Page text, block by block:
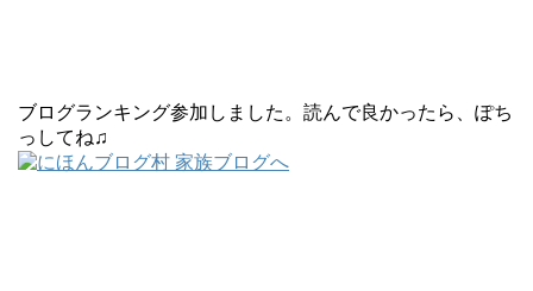
ブログランキング参加しました。読んで良かったら、ぽち
っしてね♫